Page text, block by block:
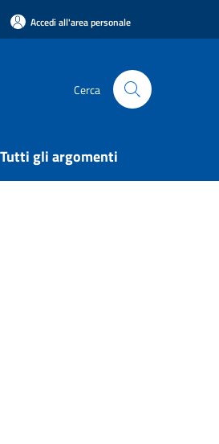
Accedi all'area personale
Cerca
Tutti gli argomenti